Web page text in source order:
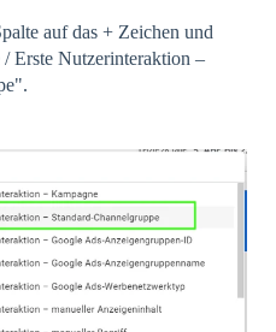
auf das + Zeichen und
Erste Nutzerinteraktion –